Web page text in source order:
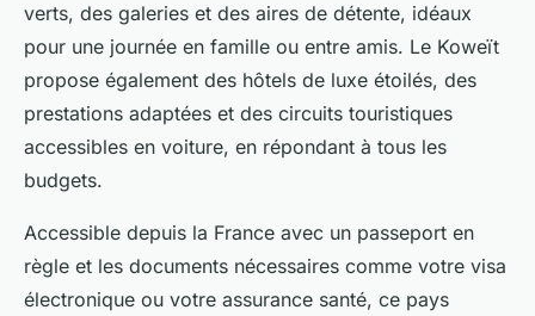
verts, des galeries et des aires de détente, idéaux
pour une journée en famille ou entre amis. Le Koweït
propose également des hôtels de luxe étoilés, des
prestations adaptées et des circuits touristiques
accessibles en voiture, en répondant à tous les
budgets.
Accessible depuis la France avec un passeport en
règle et les documents nécessaires comme votre visa
électronique ou votre assurance santé, ce pays